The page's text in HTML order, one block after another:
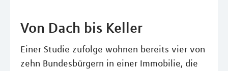
Von Dach bis Keller
Einer Studie zufolge wohnen bereits vier von
zehn Bundesbürgern in einer Immobilie, die